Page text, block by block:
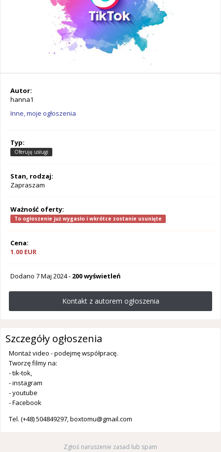
Autor:
hanna1
Inne, moje ogłoszenia
Typ:
Oferuję usługi
Stan, rodzaj:
Zapraszam
Ważność oferty:
To ogłoszenie już wygasło i wkrótce zostanie usunięte
Cena:
1.00 EUR
Dodano 7 Maj 2024- 200 wyświetleń
Kontakt z autorem ogłoszenia
Szczegóły ogłoszenia
Montaż video - podejmę współpracę.
Tworzę filmy na:
- tik-tok,
- instagram
- youtube
- Facebook
Tel. (+48) 504849297,boxtomu@gmail.com
Zgłoś naruszenie zasad lub spam